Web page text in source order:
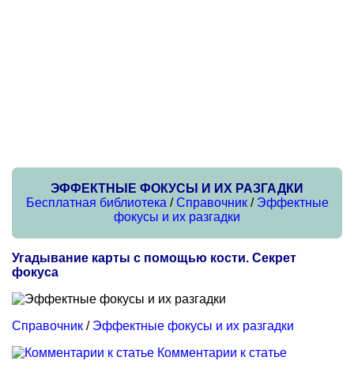
ЭФФЕКТНЫЕ ФОКУСЫ И ИХ РАЗГАДКИ
Бесплатная библиотека /Справочник/ Эффектные
фокусы и их разгадки
Угадывание карты с помощью кости. Секрет
фокуса
Справочник / Эффектные фокусы и их разгадки
Комментарии к статье